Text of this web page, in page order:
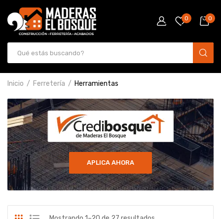
0 0
Inicio Ferretería Herramientas
APLICA AHORA